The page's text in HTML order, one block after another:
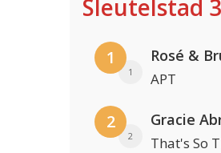
Sleutelstad
1
1
Rosé &
APT
2
2
Gracie
That's So